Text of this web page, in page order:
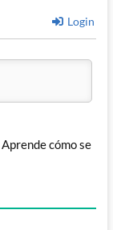
Login
Aprende cómo se